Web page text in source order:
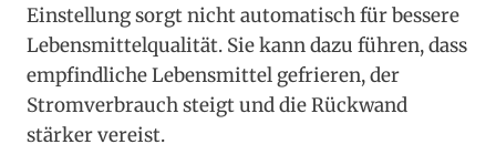
Einstellung sorgt nicht automatisch für bessere
Lebensmittelqualität. Sie kann dazu führen, dass
empfindliche Lebensmittel gefrieren, der
Stromverbrauch steigt und die Rückwand
stärker vereist.